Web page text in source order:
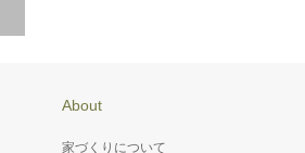
About
家づくりについて